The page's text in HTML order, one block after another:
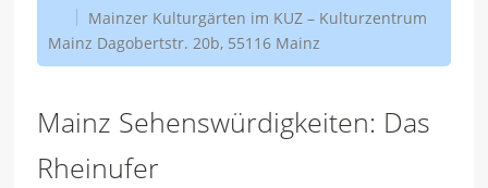
Mainzer Kulturgärten im KUZ – Kulturzentrum
Mainz Dagobertstr. 20b, 55116 Mainz
Mainz Sehenswürdigkeiten: Das
Rheinufer